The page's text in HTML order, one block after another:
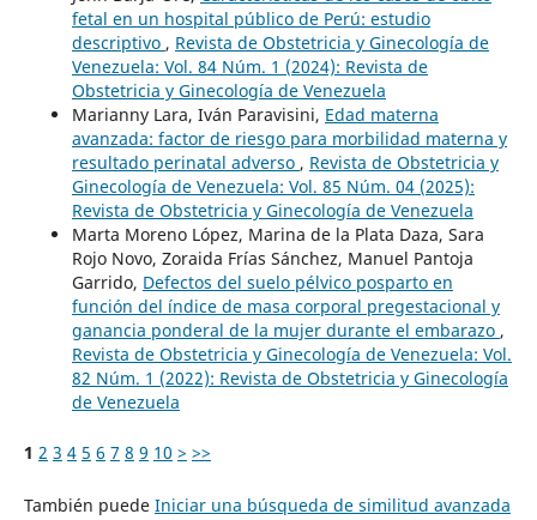
fetal en un hospital público de Perú: estudio
descriptivo , Revista de Obstetricia y Ginecología de
Venezuela: Vol. 84 Núm. 1 (2024): Revista de
Obstetricia y Ginecología de Venezuela
Marianny Lara, Iván Paravisini, Edad materna
avanzada: factor de riesgo para morbilidad materna y
resultado perinatal adverso , Revista de Obstetricia y
Ginecología de Venezuela: Vol. 85 Núm. 04 (2025):
Revista de Obstetricia y Ginecología de Venezuela
Marta Moreno López, Marina de la Plata Daza, Sara
Rojo Novo, Zoraida Frías Sánchez, Manuel Pantoja
Garrido, Defectos del suelo pélvico posparto en
función del índice de masa corporal pregestacional y
ganancia ponderal de la mujer durante el embarazo ,
Revista de Obstetricia y Ginecología de Venezuela: Vol.
82 Núm. 1 (2022): Revista de Obstetricia y Ginecología
de Venezuela
1 2 3 4 5 6 7 8 9 10 > >>
También puede Iniciar una búsqueda de similitud avanzada